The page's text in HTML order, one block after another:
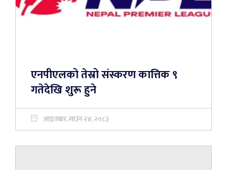
एनपीएलको तेस्रो संस्करण कात्तिक ९
गतेदेखि शुरू हुने
आइतबार, साउन २४, २०८३